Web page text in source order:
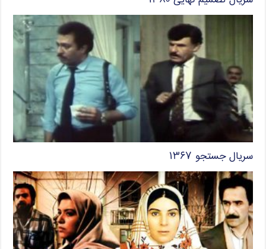
سریال جستجو ۱۳۶۷